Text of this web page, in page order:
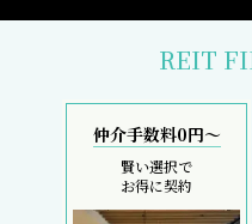
REIT
仲介手数料0円～
賢い選択で
お得に契約